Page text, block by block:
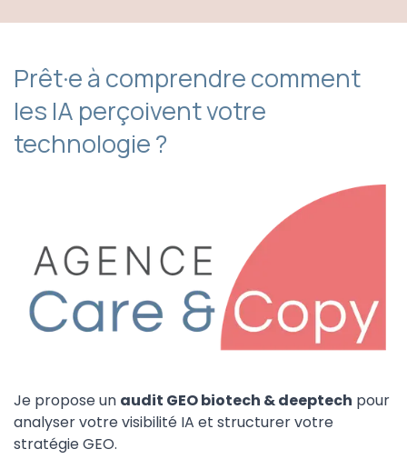
Prêt·e à comprendre comment
les IA perçoivent votre
technologie ?
Je propose un audit GEO biotech & deeptech pour
analyser votre visibilité IA et structurer votre
stratégie GEO.